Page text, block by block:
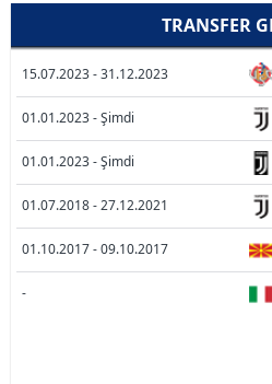
TRANSFER
15.07.2023 - 31.12.2023
01.01.2023 - Şimdi
01.01.2023 - Şimdi
01.07.2018 - 27.12.2021
01.10.2017 - 09.10.2017
-